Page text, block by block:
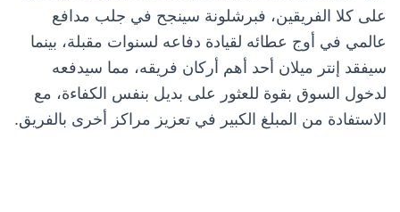
على كلا الفريقين، فبرشلونة سينجح في جلب مدافع
عالمي في أوج عطائه لقيادة دفاعه لسنوات مقبلة، بينما
سيفقد إنتر ميلان أحد أهم أركان فريقه، مما سيدفعه
لدخول السوق بقوة للعثور على بديل بنفس الكفاءة، مع
الاستفادة من المبلغ الكبير في تعزيز مراكز أخرى بالفريق.